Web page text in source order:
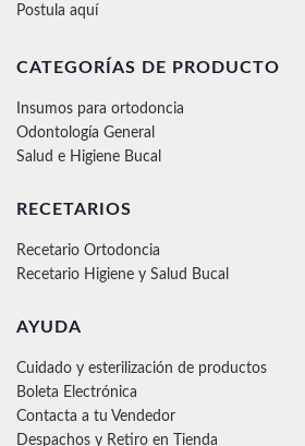
Postula aquí
CATEGORÍAS DE PRODUCTO
Insumos para ortodoncia
Odontología General
Salud e Higiene Bucal
RECETARIOS
Recetario Ortodoncia
Recetario Higiene y Salud Bucal
AYUDA
Cuidado y esterilización de productos
Boleta Electrónica
Contacta a tu Vendedor
Despachos y Retiro en Tienda